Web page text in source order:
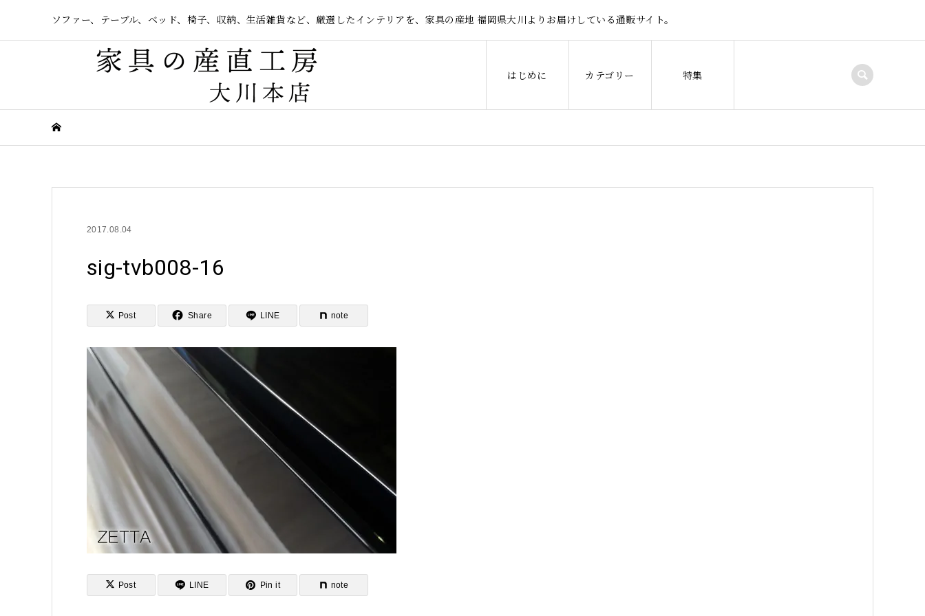
ソファー、テーブル、ベッド、椅子、収納、生活雑貨など、厳選したインテリアを、家具の産地 福岡県大川よりお届けしている通販サイト。
はじめに カテゴリー 特集
2017.08.04
sig-tvb008-16
Post Share LINE note
Post LINE Pin it note